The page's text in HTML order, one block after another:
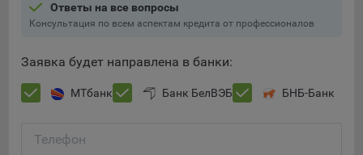
меры по совершенствованию работы сайта исходя из
предпочтений пользователей.
При этом, некоторые браузеры позволяют посещать
хранимый на компьютере объем информации и
сохраненные файлов cookie выбрав соответствующую
Ответы на все вопросы
Консультация по всем аспектам кредита от профессионалов
Заявка будет направлена в банки:
МТбанк Банк БелВЭБ БНБ-Банк
Телефон